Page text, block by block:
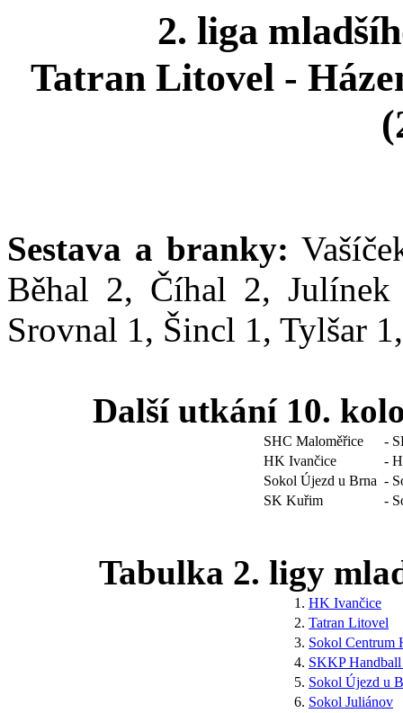
2. liga
Tatran Litovel -
Sestava a branky:
Běhal 2, Číhal 2,
Srovnal 1, Šincl 1, Tylšar
Další utkání 10.
SHC Maloměřice
-
HK Ivančice
-
Sokol Újezd u Brna -
SK Kuřim
-
Tabulka 2. ligy
1. HK Ivančice
2. Tatran Litovel
3. Sokol Centrum
4. SKKP
5. Sokol Újezd u
6. Sokol Juliánov